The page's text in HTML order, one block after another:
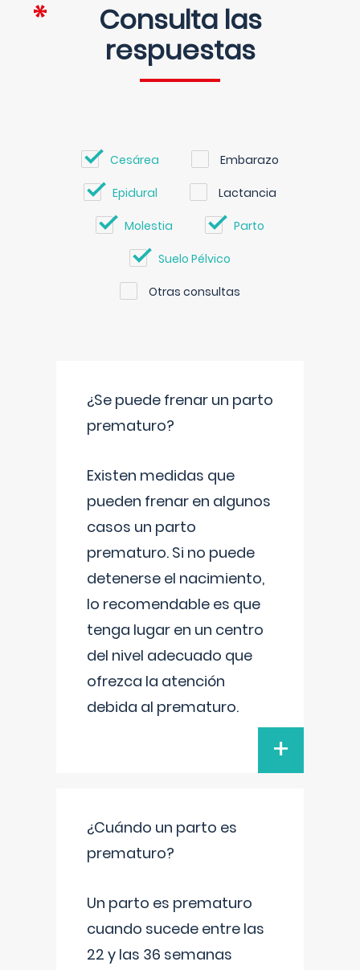
Consulta las
respuestas
Cesárea Embarazo
Epidural Lactancia
Molestia Parto
Suelo Pélvico
Otras consultas
¿Se puede frenar un parto
prematuro?
Existen medidas que
pueden frenar en algunos
casos un parto
prematuro. Si no puede
detenerse el nacimiento,
lo recomendable es que
tenga lugar en un centro
del nivel adecuado que
ofrezca la atención
debida al prematuro.
+
¿Cuándo un parto es
prematuro?
Un parto es prematuro
cuando sucede entre las
22 y las 36 semanas